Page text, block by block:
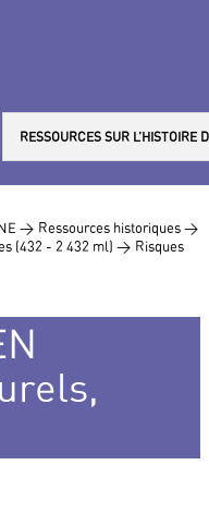
RESSOURCES SUR L’HISTOIRE
> Ressources historiques >
(432 - 2 432 ml) > Risques